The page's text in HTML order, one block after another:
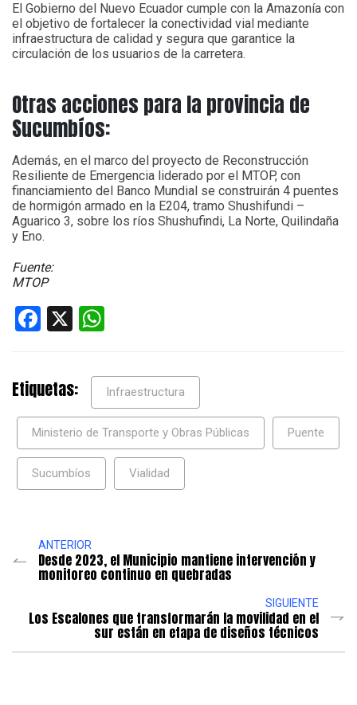
El Gobierno del Nuevo Ecuador cumple con la Amazonía con
el objetivo de fortalecer la conectividad vial mediante
infraestructura de calidad y segura que garantice la
circulación de los usuarios de la carretera.
Otras acciones para la provincia de
Sucumbíos:
Además, en el marco del proyecto de Reconstrucción
Resiliente de Emergencia liderado por el MTOP, con
financiamiento del Banco Mundial se construirán 4 puentes
de hormigón armado en la E204, tramo Shushifundi –
Aguarico 3, sobre los ríos Shushufindi, La Norte, Quilindaña
y Eno.
Fuente:
MTOP
Facebook
X
Etiquetas: Infraestructura
Ministerio de Transporte y Obras Públicas Puente
Sucumbíos Vialidad
ANTERIOR
Desde 2023, el Municipio mantiene intervención y
monitoreo continuo en quebradas
SIGUIENTE
Los Escalones que transformarán la movilidad en el
sur están en etapa de diseños técnicos